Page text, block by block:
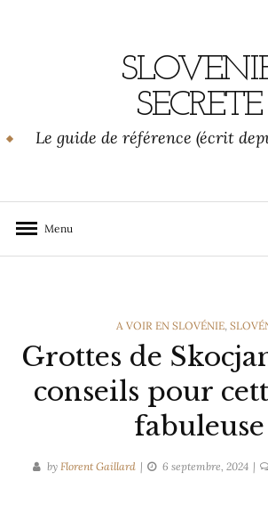
SECRETE
Le guide de référence (écrit
Menu
CATEGORIES
A VOIR EN SLOVÉNIE,
Grottes de
conseils pour
fabuleuse
by Florent Gaillard 6 septembre, 2024